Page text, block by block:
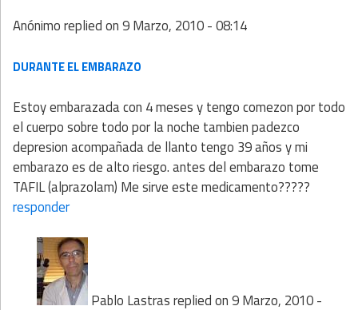
Anónimoreplied on9 Marzo, 2010 - 08:14
DURANTE EL EMBARAZO
Estoy embarazada con 4 meses y tengo comezon por todo
el cuerpo sobre todo por la noche tambien padezco
depresion acompañada de llanto tengo 39 años y mi
embarazo es de alto riesgo. antes del embarazo tome
TAFIL (alprazolam) Me sirve este medicamento?????
responder
Pablo Lastrasreplied on9 Marzo, 2010 -